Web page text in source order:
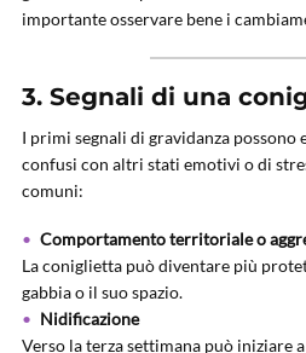
importante osservare bene i
3. Segnali di una
I primi segnali di gravidanza possono
confusi con altri stati emotivi o di
comuni:
Comportamento territoriale o
La coniglietta può diventare più
gabbia o il suo spazio.
Nidificazione
Verso la terza settimana può iniziare